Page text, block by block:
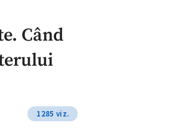
Când
1285 viz.